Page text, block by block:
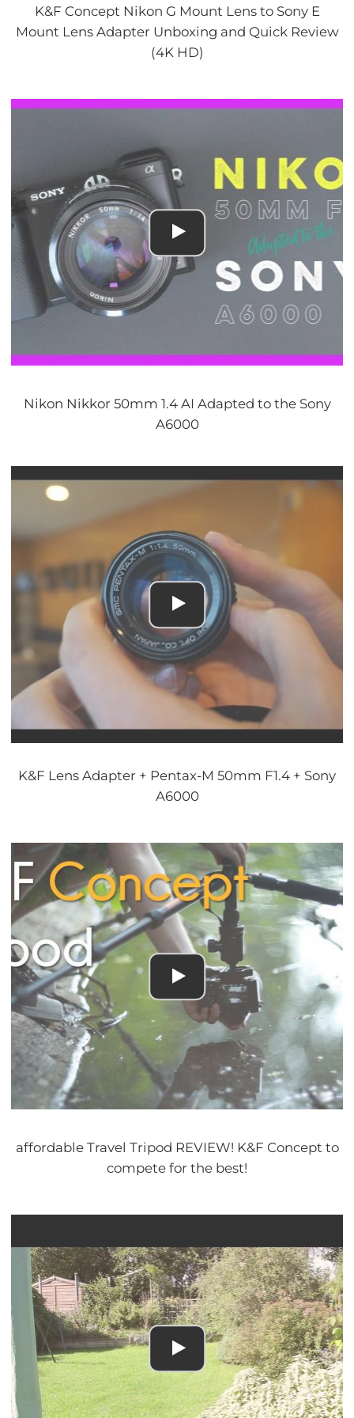
K&F Concept Nikon G Mount Lens to Sony E
Mount Lens Adapter Unboxing and Quick Review
(4K HD)
Nikon Nikkor 50mm 1.4 AI Adapted to the Sony
A6000
K&F Lens Adapter + Pentax-M 50mm F1.4 + Sony
A6000
affordable Travel Tripod REVIEW! K&F Concept to
compete for the best!